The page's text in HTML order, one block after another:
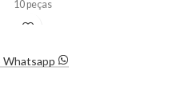
10 peças
Whatsapp